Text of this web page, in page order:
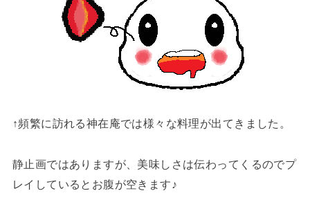
↑頻繁に訪れる神在庵では様々な料理が出てきました。
静止画ではありますが、美味しさは伝わってくるのでプ
レイしているとお腹が空きます♪